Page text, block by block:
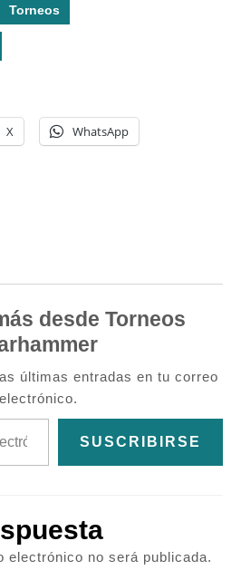
Torneos
X WhatsApp
desde Torneos
últimas entradas en tu correo
electrónico.
SUSCRIBIRSE
electrónico no será publicada.